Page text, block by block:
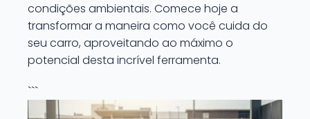
condições ambientais. Comece hoje a
transformar a maneira como você cuida do
seu carro, aproveitando ao máximo o
potencial desta incrível ferramenta.
```